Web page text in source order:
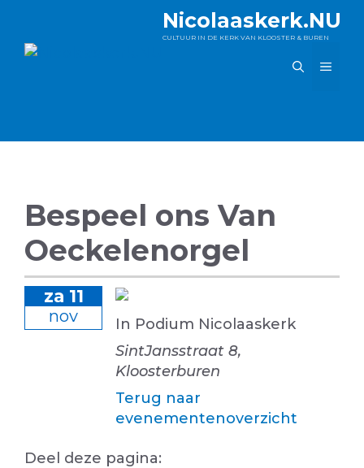
Nicolaaskerk.NU
CULTUUR IN DE KERK VAN KLOOSTER & BUREN
Bespeel ons Van
Oeckelenorgel
za 11
nov
In Podium Nicolaaskerk
SintJansstraat 8,
Kloosterburen
Terug naar
evenementenoverzicht
Deel deze pagina: